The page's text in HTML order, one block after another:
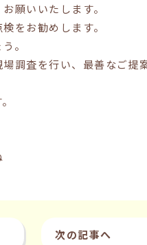
願いいたします。
をお勧めします。
。
調査を行い、最善なご提
次の記事へ